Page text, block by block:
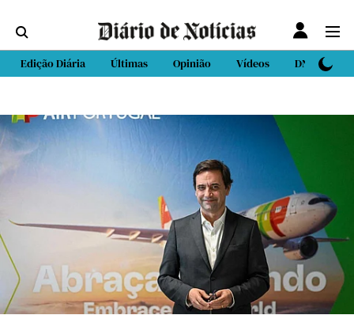
Edição Diária Últimas Opinião Vídeos DN Sport